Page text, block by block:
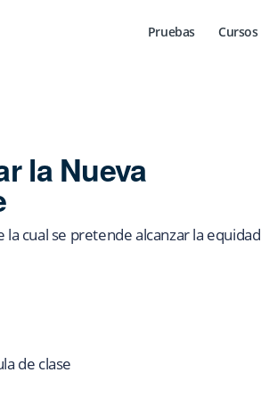
Pruebas Cursos
la Nueva
la cual se pretende alcanzar la equidad